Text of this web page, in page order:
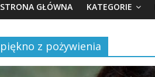
STRONA GŁÓWNA KATEGORIE
piękno z pożywienia